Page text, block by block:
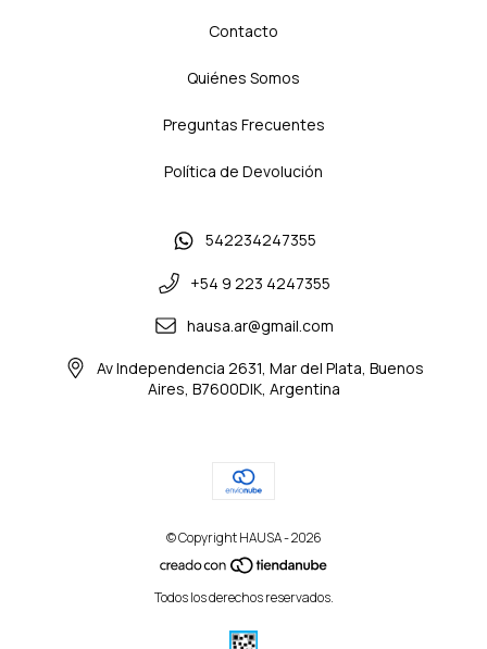
Contacto
Quiénes Somos
Preguntas Frecuentes
Política de Devolución
542234247355
+54 9 223 4247355
hausa.ar@gmail.com
Av Independencia 2631, Mar del Plata, Buenos
Aires, B7600DIK, Argentina
© Copyright HAUSA - 2026
Todos los derechos reservados.